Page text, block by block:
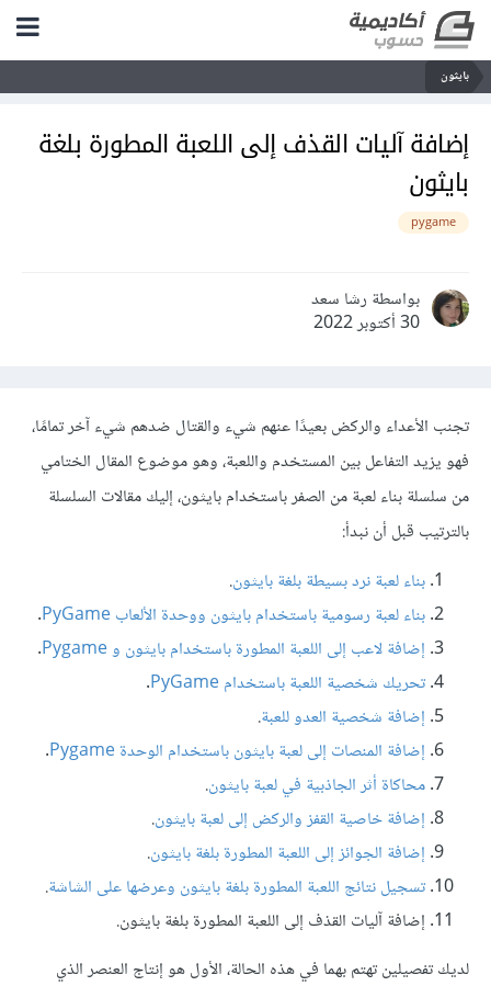
بايثون
إضافة آليات القذف إلى اللعبة المطورة بلغة
بايثون
pygame
بواسطة رشا سعد
30 أكتوبر 2022
تجنب الأعداء والركض بعيدًا عنهم شيء والقتال ضدهم شيء آخر تمامًا،
فهو يزيد التفاعل بين المستخدم واللعبة، وهو موضوع المقال الختامي
من سلسلة بناء لعبة من الصفر باستخدام بايثون، إليك مقالات السلسلة
بالترتيب قبل أن نبدأ:
بناء لعبة نرد بسيطة بلغة بايثون.
بناء لعبة رسومية باستخدام بايثون ووحدة الألعاب PyGame
.
إضافة لاعب إلى اللعبة المطورة باستخدام بايثون و Pygame
.
تحريك شخصية اللعبة باستخدام PyGame
.
إضافة شخصية العدو للعبة.
إضافة المنصات إلى لعبة بايثون باستخدام الوحدة Pygame
.
محاكاة أثر الجاذبية في لعبة بايثون.
إضافة خاصية القفز والركض إلى لعبة بايثون.
إضافة الجوائز إلى اللعبة المطورة بلغة بايثون.
تسجيل نتائج اللعبة المطورة بلغة بايثون وعرضها على الشاشة.
إضافة آليات القذف إلى اللعبة المطورة بلغة بايثون.
لديك تفصيلين تهتم بهما في هذه الحالة، الأول هو إنتاج العنصر الذي